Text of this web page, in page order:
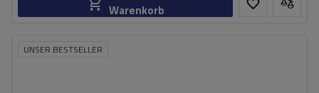
Warenkorb
UNSER BESTSELLER